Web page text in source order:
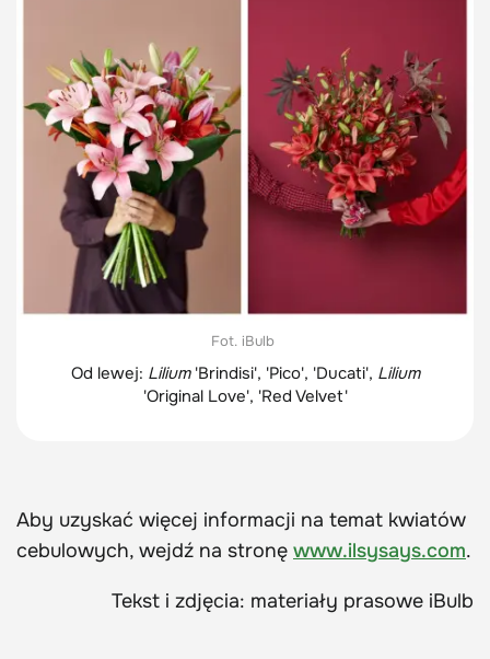
Fot. iBulb
Od lewej: Lilium'Brindisi', 'Pico', 'Ducati', Lilium
'Original Love', 'Red Velvet'
Aby uzyskać więcej informacji na temat kwiatów
cebulowych, wejdź na stronę www.ilsysays.com.
Tekst i zdjęcia: materiały prasowe iBulb